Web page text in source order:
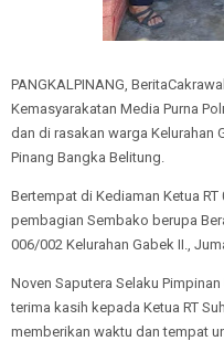
PANGKALPINANG,
Kemasyarakatan Media Purna
dan di rasakan warga Kelurahan
Pinang Bangka Belitung.
Bertempat di Kediaman Ketua RT
pembagian Sembako berupa
006/002 Kelurahan Gabek II.,
Noven Saputera Selaku
terima kasih kepada Ketua RT
memberikan waktu dan tempat